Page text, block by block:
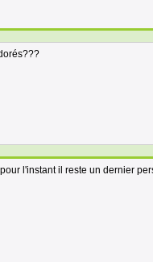
l'instant il reste un dernier